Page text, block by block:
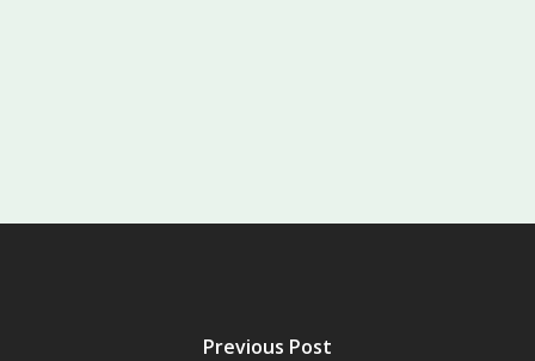
Previous Post